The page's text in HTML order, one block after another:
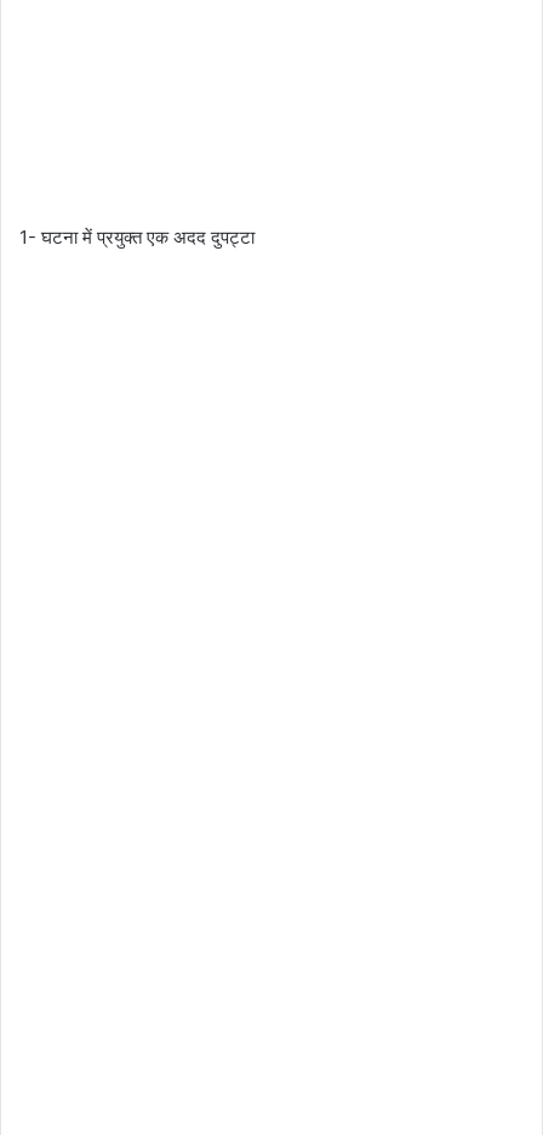
1- घटना में प्रयुक्त एक अदद दुपट्टा